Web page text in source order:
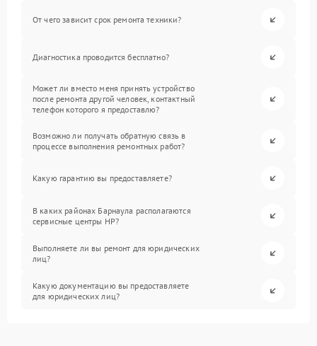
От чего зависит срок ремонта техники?
Диагностика проводится бесплатно?
Может ли вместо меня принять устройство
после ремонта другой человек, контактный
телефон которого я предоставлю?
Возможно ли получать обратную связь в
процессе выполнения ремонтных работ?
Какую гарантию вы предоставляете?
В каких районах Барнаула располагаются
сервисные центры HP?
Выполняете ли вы ремонт для юридических
лиц?
Какую документацию вы предоставляете
для юридических лиц?